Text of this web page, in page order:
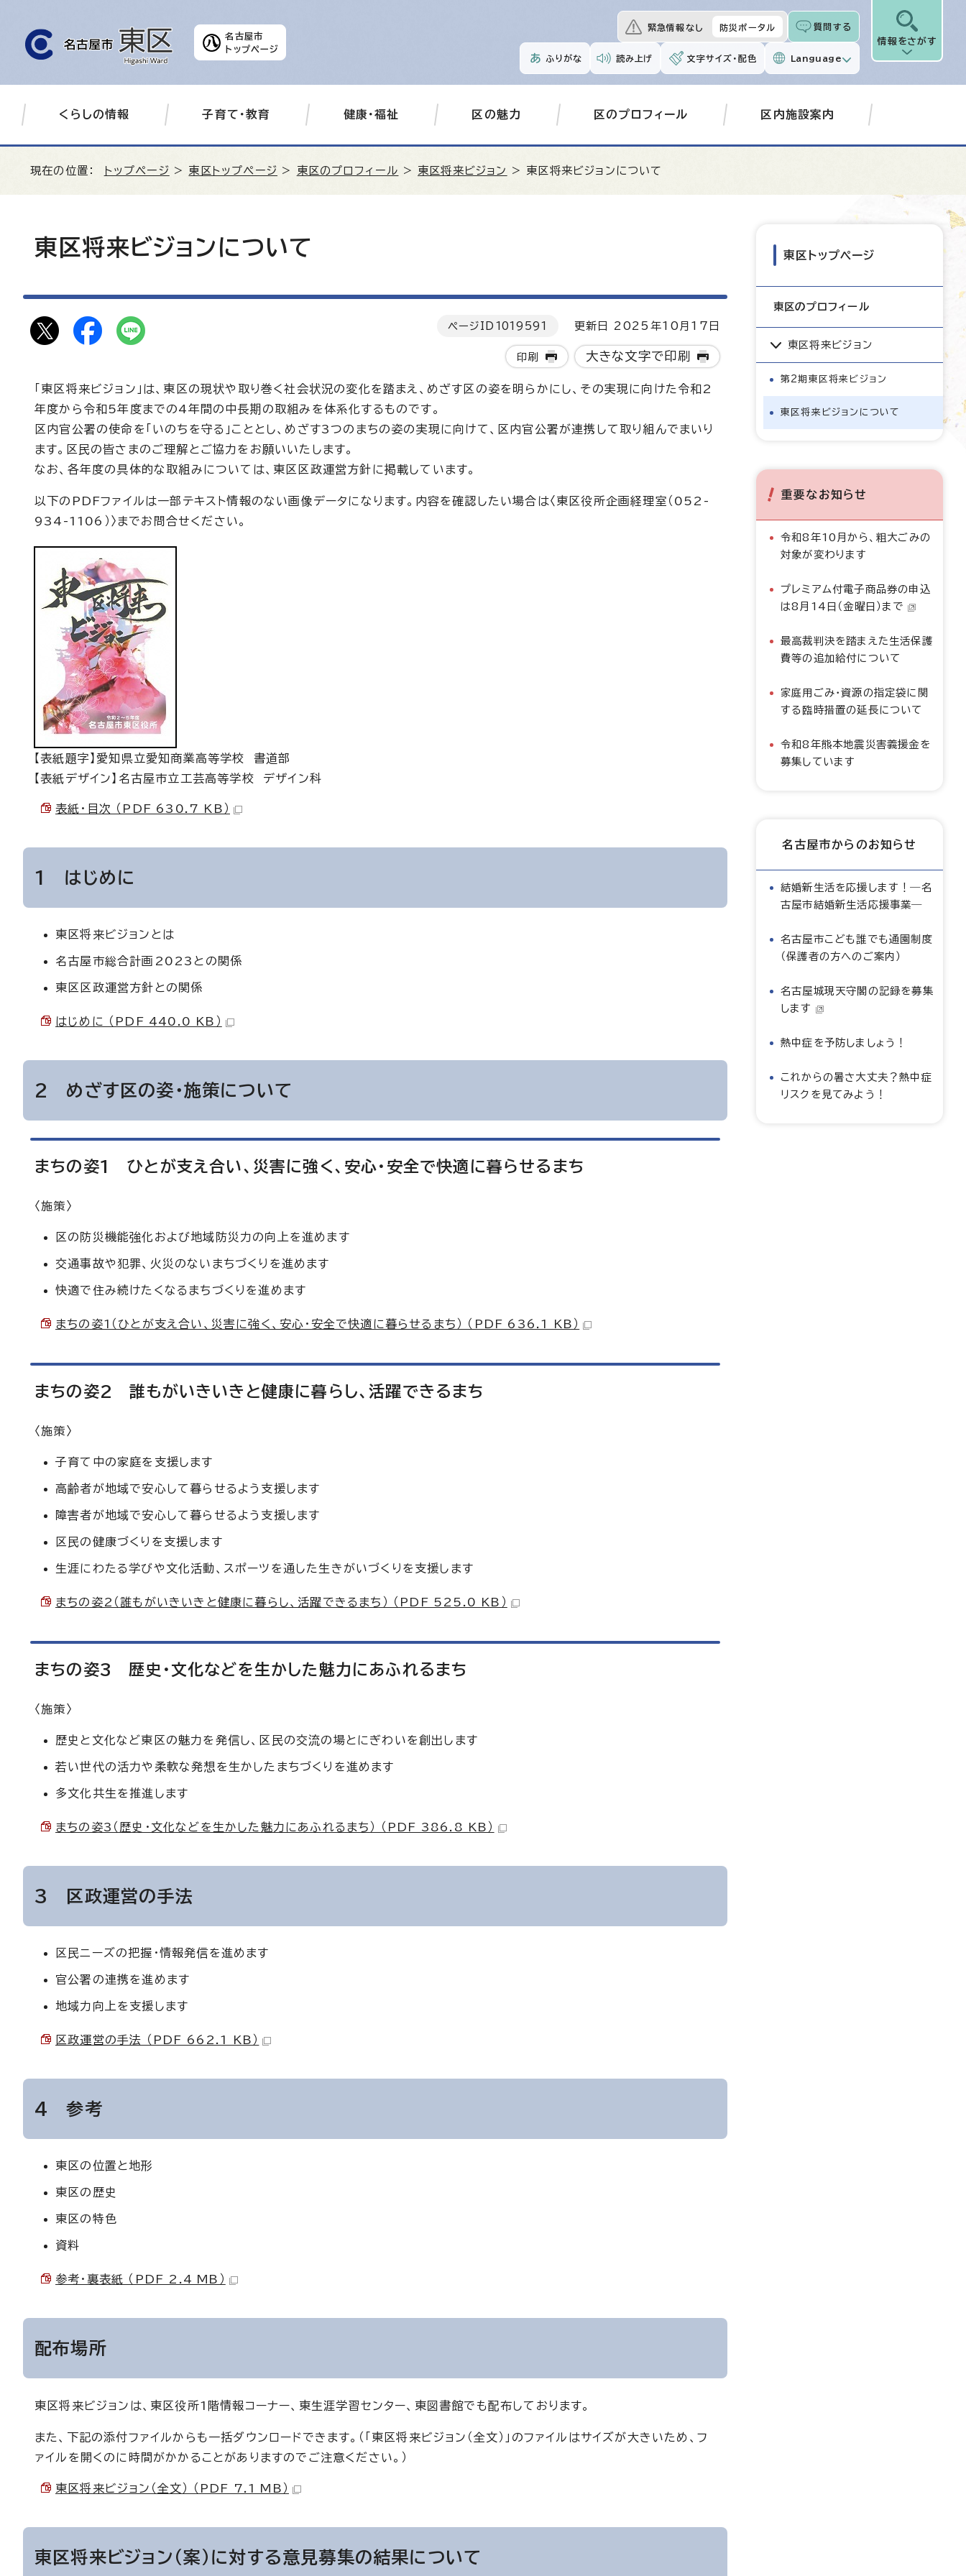
名古屋市
トップページ
緊急情報なし 防災ポータル 質問する
ふりがな 読み上げ 文字サイズ・配色 Language
情報をさがす
くらしの情報 子育て・教育 健康・福祉 区の魅力 区のプロフィール 区内施設案内
現在の位置： トップページ > 東区トップページ > 東区のプロフィール > 東区将来ビジョン > 東区将来ビジョンについて
東区将来ビジョンについて
ページID 1019591 更新日 2025年10月17日
印刷 大きな文字で印刷
「東区将来ビジョン」は、東区の現状や取り巻く社会状況の変化を踏まえ、めざす区の姿を明らかにし、その実現に向けた令和2
年度から令和5年度までの4年間の中長期の取組みを体系化するものです。
区内官公署の使命を「いのちを守る」こととし、めざす3つのまちの姿の実現に向けて、区内官公署が連携して取り組んでまいり
ます。区民の皆さまのご理解とご協力をお願いいたします。
なお、各年度の具体的な取組みについては、東区区政運営方針に掲載しています。
以下のPDFファイルは一部テキスト情報のない画像データになります。内容を確認したい場合は〈東区役所企画経理室（052-
934-1106）〉までお問合せください。
【表紙題字】愛知県立愛知商業高等学校 書道部
【表紙デザイン】名古屋市立工芸高等学校 デザイン科
表紙・目次 （PDF 630.7 KB）
1 はじめに
東区将来ビジョンとは
名古屋市総合計画2023との関係
東区区政運営方針との関係
はじめに （PDF 440.0 KB）
2 めざす区の姿・施策について
まちの姿1 ひとが支え合い、災害に強く、安心・安全で快適に暮らせるまち
〈施策〉
区の防災機能強化および地域防災力の向上を進めます
交通事故や犯罪、火災のないまちづくりを進めます
快適で住み続けたくなるまちづくりを進めます
まちの姿1（ひとが支え合い、災害に強く、安心・安全で快適に暮らせるまち） （PDF 636.1 KB）
まちの姿2 誰もがいきいきと健康に暮らし、活躍できるまち
〈施策〉
子育て中の家庭を支援します
高齢者が地域で安心して暮らせるよう支援します
障害者が地域で安心して暮らせるよう支援します
区民の健康づくりを支援します
生涯にわたる学びや文化活動、スポーツを通した生きがいづくりを支援します
まちの姿2（誰もがいきいきと健康に暮らし、活躍できるまち） （PDF 525.0 KB）
まちの姿3 歴史・文化などを生かした魅力にあふれるまち
〈施策〉
歴史と文化など東区の魅力を発信し、区民の交流の場とにぎわいを創出します
若い世代の活力や柔軟な発想を生かしたまちづくりを進めます
多文化共生を推進します
まちの姿3（歴史・文化などを生かした魅力にあふれるまち） （PDF 386.8 KB）
3 区政運営の手法
区民ニーズの把握・情報発信を進めます
官公署の連携を進めます
地域力向上を支援します
区政運営の手法 （PDF 662.1 KB）
4 参考
東区の位置と地形
東区の歴史
東区の特色
資料
参考・裏表紙 （PDF 2.4 MB）
配布場所
東区将来ビジョンは、東区役所1階情報コーナー、東生涯学習センター、東図書館でも配布しております。
また、下記の添付ファイルからも一括ダウンロードできます。（「東区将来ビジョン（全文）」のファイルはサイズが大きいため、フ
ァイルを開くのに時間がかかることがありますのでご注意ください。）
東区将来ビジョン（全文） （PDF 7.1 MB）
東区将来ビジョン（案）に対する意見募集の結果について
東区トップページ
東区のプロフィール
東区将来ビジョン
第2期東区将来ビジョン
東区将来ビジョンについて
重要なお知らせ
令和8年10月から、粗大ごみの
対象が変わります
プレミアム付電子商品券の申込
は8月14日（金曜日）まで
最高裁判決を踏まえた生活保護
費等の追加給付について
家庭用ごみ・資源の指定袋に関
する臨時措置の延長について
令和8年熊本地震災害義援金を
募集しています
名古屋市からのお知らせ
結婚新生活を応援します！―名
古屋市結婚新生活応援事業―
名古屋市こども誰でも通園制度
（保護者の方へのご案内）
名古屋城現天守閣の記録を募集
します
熱中症を予防しましょう！
これからの暑さ大丈夫？熱中症
リスクを見てみよう！